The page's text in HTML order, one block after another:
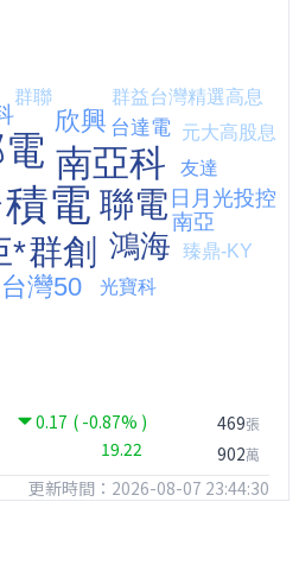
0.17 ( -0.87% )
19.22
469張
902萬
更新時間：2026-08-07 23:44:30